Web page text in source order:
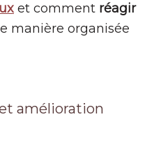
et comment réagir
manière organisée
amélioration